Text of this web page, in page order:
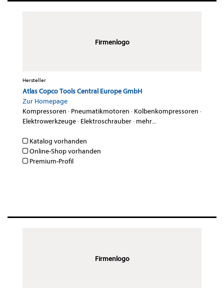
Firmenlogo
Hersteller
Atlas Copco Tools Central Europe GmbH
Zur Homepage
Kompressoren · Pneumatikmotoren · Kolbenkompressoren ·
Elektrowerkzeuge· Elektroschrauber· mehr...
Katalog vorhanden
Online-Shop vorhanden
Premium-Profil
Firmenlogo